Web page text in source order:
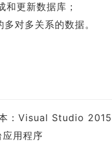
更新数据库；
对多关系的数据。
：Visual Studio
用程序